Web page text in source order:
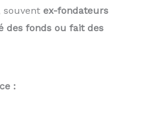
souvent ex-fondateurs
des fonds ou fait des
: